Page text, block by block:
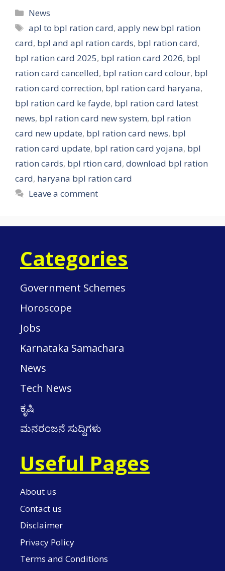
Categories
News
Tags
apl to bpl ration card,apply new bpl ration
card, bpl and apl ration cards, bpl ration card,
bpl ration card 2025, bpl ration card 2026, bpl
ration card cancelled, bpl ration card colour, bpl
ration card correction, bpl ration card haryana,
bpl ration card ke fayde, bpl ration card latest
news, bpl ration card new system, bpl ration
card new update, bpl ration card news, bpl
ration card update, bpl ration card yojana, bpl
ration cards, bpl rtion card, download bpl ration
card, haryana bpl ration card
Leave a comment
Categories
Government Schemes
Horoscope
Jobs
Karnataka Samachara
News
Tech News
ಕೃಷಿ
ಮನರಂಜನೆ ಸುದ್ದಿಗಳು
Useful Pages
About us
Contact us
Disclaimer
Privacy Policy
Terms and Conditions